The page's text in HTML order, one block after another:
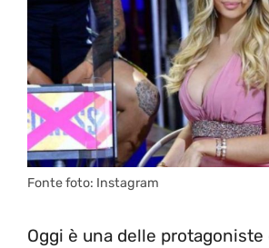
Fonte foto: Instagram
Oggi è una delle